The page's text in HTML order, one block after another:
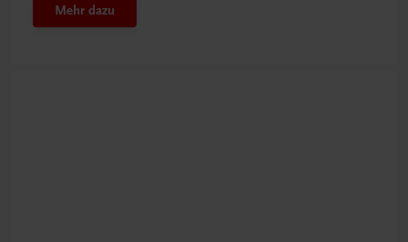
Mehr dazu